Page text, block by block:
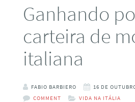
Ganhando
carteira de
italiana
FABIO BARBIERO
16 DE
COMMENT
VIDA NA ITÁLIA